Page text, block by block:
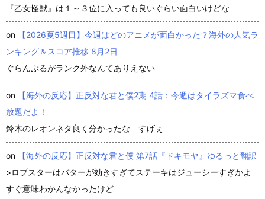
『乙女怪獣』は１～３位に入っても良いぐらい面白いけどな
on
【2026夏5週目】今週はどのアニメが面白かった？海外の人気ラ
ンキング＆スコア推移 8月2日
ぐらんぶるがランク外なんてありえない
on
【海外の反応】正反対な君と僕2期 4話：今週はタイラズマ食べ
放題だよ！
鈴木のレオンネタ良く分かったな すげぇ
on
【海外の反応】正反対な君と僕 第7話『ドキモヤ』ゆるっと翻訳
>ロブスターはバターが効きすぎてステーキはジューシーすぎかよ
すぐ意味わかんなかったけど